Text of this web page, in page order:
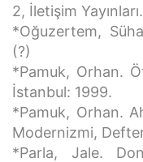
2, İletişim
*Oğuzertem,
(?)
*Pamuk, Orhan.
İstanbul: 1999.
*Pamuk, Orhan.
Modernizmi,
*Parla, Jale.